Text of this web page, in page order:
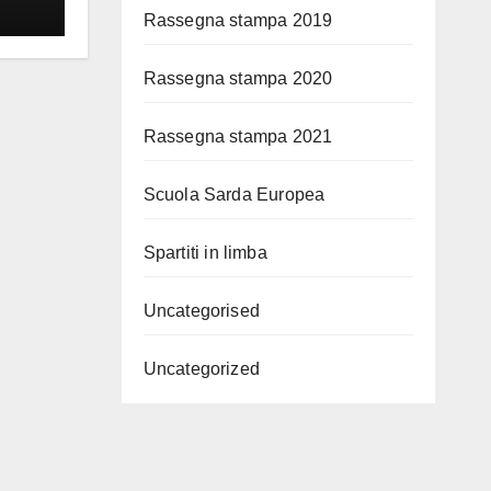
Rassegna stampa 2019
Rassegna stampa 2020
Rassegna stampa 2021
Scuola Sarda Europea
Spartiti in limba
Uncategorised
Uncategorized